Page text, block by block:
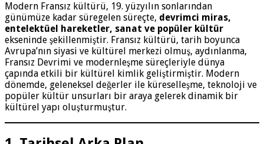
Modern Fransız kültürü, 19. yüzyılın sonlarından
günümüze kadar süregelen süreçte, devrimci miras,
entelektüel hareketler, sanat ve popüler kültür
ekseninde şekillenmiştir. Fransız kültürü, tarih boyunca
Avrupa’nın siyasi ve kültürel merkezi olmuş, aydınlanma,
Fransız Devrimi ve modernleşme süreçleriyle dünya
çapında etkili bir kültürel kimlik geliştirmiştir. Modern
dönemde, geleneksel değerler ile küreselleşme, teknoloji ve
popüler kültür unsurları bir araya gelerek dinamik bir
kültürel yapı oluşturmuştur.